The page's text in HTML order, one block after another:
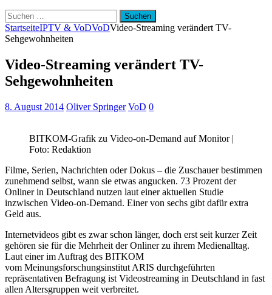
Suchen
nach:
StartseiteIPTV & VoDVoDVideo-Streaming verändert TV-
Sehgewohnheiten
Video-Streaming verändert TV-
Sehgewohnheiten
8. August 2014 Oliver Springer VoD 0
BITKOM-Grafik zu Video-on-Demand auf Monitor |
Foto: Redaktion
Filme, Serien, Nachrichten oder Dokus – die Zuschauer bestimmen
zunehmend selbst, wann sie etwas angucken. 73 Prozent der
Onliner in Deutschland nutzen laut einer aktuellen Studie
inzwischen Video-on-Demand. Einer von sechs gibt dafür extra
Geld aus.
Internetvideos gibt es zwar schon länger, doch erst seit kurzer Zeit
gehören sie für die Mehrheit der Onliner zu ihrem Medienalltag.
Laut einer im Auftrag des BITKOM
vom Meinungsforschungsinstitut ARIS durchgeführten
repräsentativen Befragung ist Videostreaming in Deutschland in fast
allen Altersgruppen weit verbreitet.